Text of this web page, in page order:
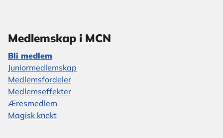
Medlemskap i MCN
Bli medlem
Juniormedlemskap
Medlemsfordeler
Medlemseffekter
Æresmedlem
Magisk knekt